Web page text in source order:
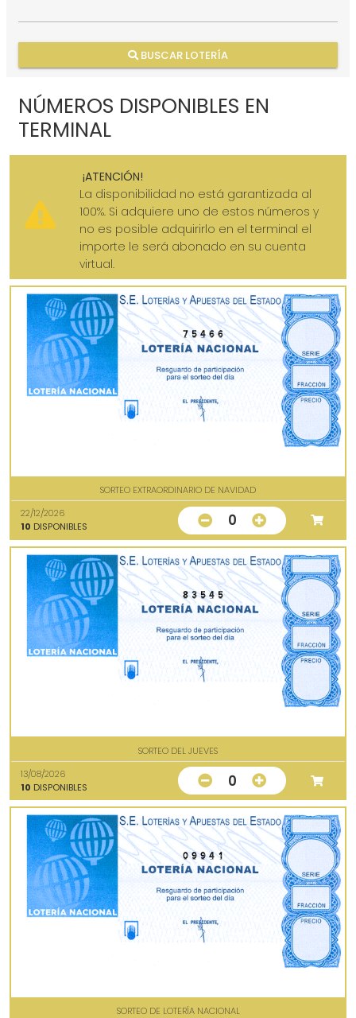
BUSCAR LOTERÍA
NÚMEROS DISPONIBLES EN
TERMINAL
¡ATENCIÓN!
La disponibilidad no está garantizada al
100%. Si adquiere uno de estos números y
no es posible adquirirlo en el terminal el
importe le será abonado en su cuenta
virtual.
75466
SORTEO EXTRAORDINARIO DE NAVIDAD
22/12/2026
10 DISPONIBLES 0
83545
SORTEO DEL JUEVES
13/08/2026
10 DISPONIBLES 0
09941
SORTEO DE LOTERÍA NACIONAL